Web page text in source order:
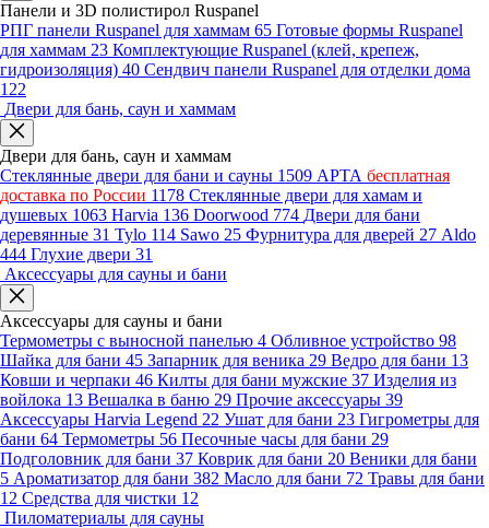
Панели и 3D полистирол Ruspanel
РПГ панели Ruspanel для хаммам 65 Готовые формы Ruspanel
для хаммам 23 Комплектующие Ruspanel (клей, крепеж,
гидроизоляция) 40 Сендвич панели Ruspanel для отделки дома
122
Двери для бань, саун и хаммам
Двери для бань, саун и хаммам
Стеклянные двери для бани и сауны 1509 АРТА бесплатная
доставка по России 1178 Стеклянные двери для хамам и
душевых 1063 Harvia 136 Doorwood 774 Двери для бани
деревянные 31 Tylo 114 Sawo 25 Фурнитура для дверей 27 Aldo
444 Глухие двери 31
Аксессуары для сауны и бани
Аксессуары для сауны и бани
Термометры с выносной панелью 4 Обливное устройство 98
Шайка для бани 45 Запарник для веника 29 Ведро для бани 13
Ковши и черпаки 46 Килты для бани мужские 37 Изделия из
войлока 13 Вешалка в баню 29 Прочие аксессуары 39
Аксессуары Harvia Legend 22 Ушат для бани 23 Гигрометры для
бани 64 Термометры 56 Песочные часы для бани 29
Подголовник для бани 37 Коврик для бани 20 Веники для бани
5 Ароматизатор для бани 382 Масло для бани 72 Травы для бани
12 Средства для чистки 12
Пиломатериалы для сауны